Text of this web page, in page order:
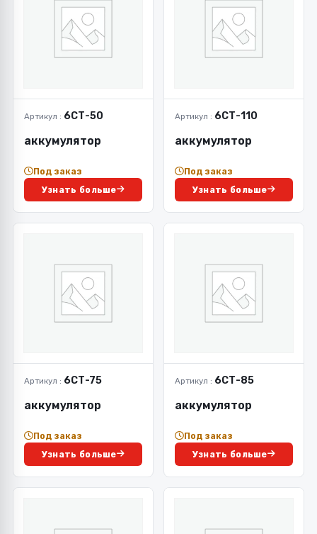
Артикул : 6СТ-50
аккумулятор
Под заказ
Узнать больше
Артикул : 6СТ-110
аккумулятор
Под заказ
Узнать больше
Артикул : 6СТ-75
аккумулятор
Под заказ
Узнать больше
Артикул : 6СТ-85
аккумулятор
Под заказ
Узнать больше